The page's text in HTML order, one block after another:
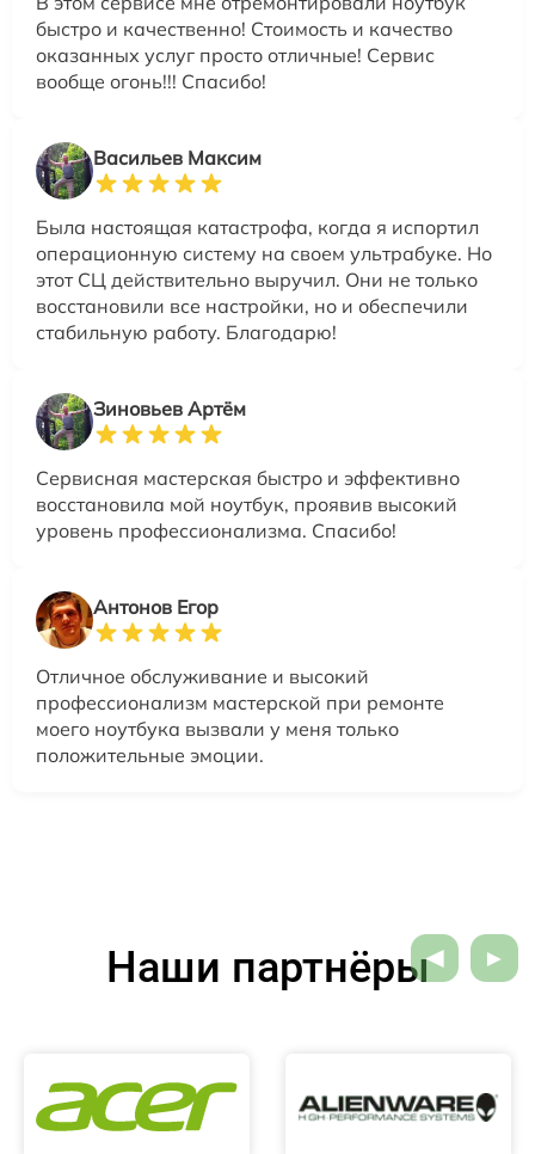
быстро и качественно! Стоимость и качество
оказанных услуг просто отличные! Сервис
вообще огонь!!! Спасибо!
Васильев Максим
Была настоящая катастрофа, когда я испортил
операционную систему на своем ультрабуке. Но
этот СЦ действительно выручил. Они не только
восстановили все настройки, но и обеспечили
стабильную работу. Благодарю!
Зиновьев Артём
Сервисная мастерская быстро и эффективно
восстановила мой ноутбук, проявив высокий
уровень профессионализма. Спасибо!
Антонов Егор
Отличное обслуживание и высокий
профессионализм мастерской при ремонте
моего ноутбука вызвали у меня только
положительные эмоции.
Наши партнёры